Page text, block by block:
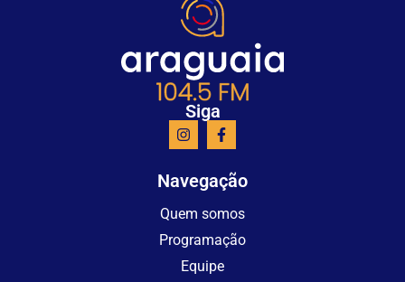
Siga
Navegação
Quem somos
Programação
Equipe